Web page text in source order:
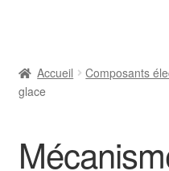
Contact
Accueil Composants
glace